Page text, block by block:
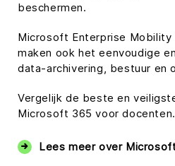
beschermen.
Microsoft Enterprise
maken ook het eenvoudige
data-archivering, bestuur en
Vergelijk de beste en
Microsoft 365 voor docenten.
Lees meer over